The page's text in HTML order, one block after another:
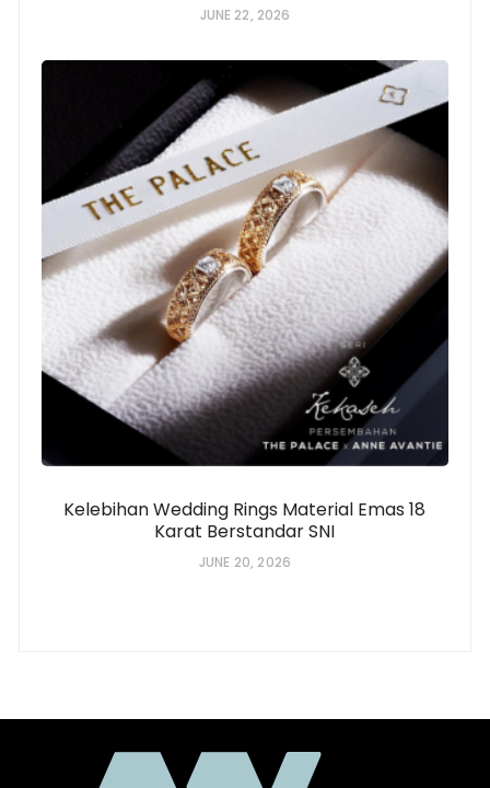
JUNE 22, 2026
Kelebihan Wedding Rings Material Emas 18
Karat Berstandar SNI
JUNE 20, 2026